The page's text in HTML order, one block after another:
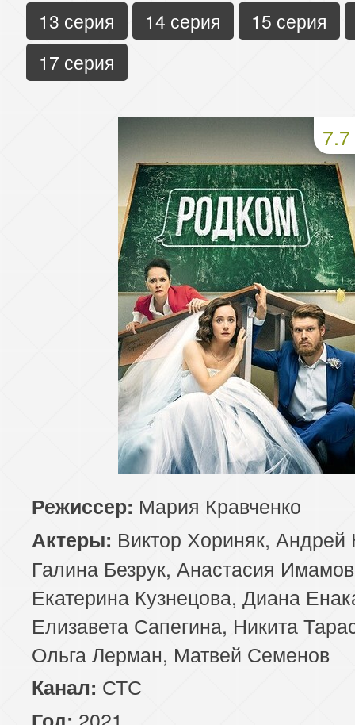
13 серия
14 серия
15 серия
17 серия
7.7
Режиссер: Мария Кравченко
Актеры: Виктор Хориняк,
Галина Безрук, Анастасия
Екатерина Кузнецова, Диана
Елизавета Сапегина, Никита
Ольга Лерман, Матвей Семенов
Канал: СТС